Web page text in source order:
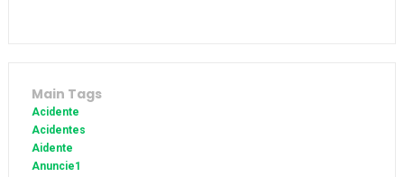
Main Tags
Acidente
Acidentes
Aidente
Anuncie1